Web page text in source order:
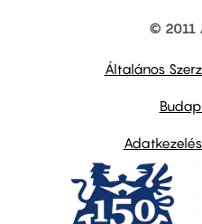
© 2011
Általános